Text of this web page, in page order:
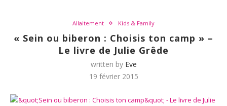
Allaitement Kids & Family
« Sein ou biberon : Choisis ton camp » –
Le livre de Julie Grêde
written by Eve
19 février 2015